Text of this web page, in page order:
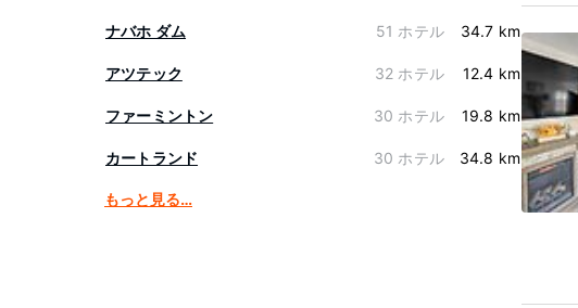
ナバホ ダム 51 ホテル 34.7 km
アツテック 32 ホテル 12.4 km
ファーミントン 30 ホテル 19.8 km
カートランド 30 ホテル 34.8 km
もっと見る…